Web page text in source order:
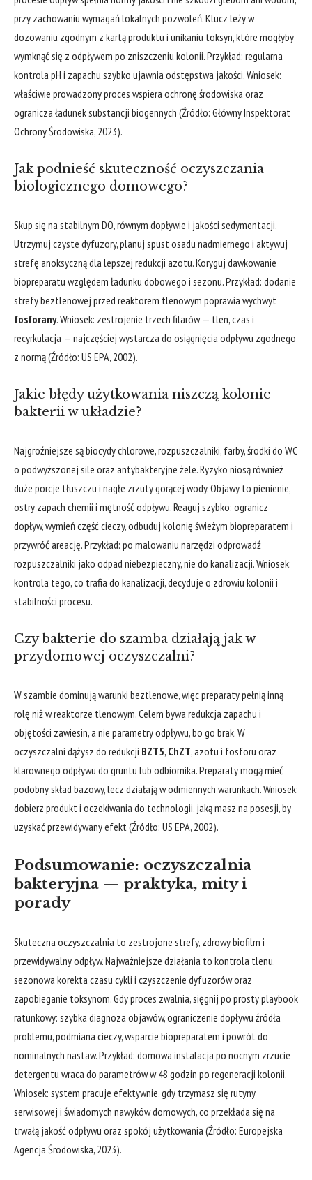
przy zachowaniu wymagań lokalnych pozwoleń. Klucz leży w
dozowaniu zgodnym z kartą produktu i unikaniu toksyn, które mogłyby
wymknąć się z odpływem po zniszczeniu kolonii. Przykład: regularna
kontrola pH i zapachu szybko ujawnia odstępstwa jakości. Wniosek:
właściwie prowadzony proces wspiera ochronę środowiska oraz
ogranicza ładunek substancji biogennych (Źródło: Główny Inspektorat
Ochrony Środowiska, 2023).
Jak podnieść skuteczność oczyszczania
biologicznego domowego?
Skup się na stabilnym DO, równym dopływie i jakości sedymentacji.
Utrzymuj czyste dyfuzory, planuj spust osadu nadmiernego i aktywuj
strefę anoksyczną dla lepszej redukcji azotu. Koryguj dawkowanie
biopreparatu względem ładunku dobowego i sezonu. Przykład: dodanie
strefy beztlenowej przed reaktorem tlenowym poprawia wychwyt
fosforany. Wniosek: zestrojenie trzech filarów — tlen, czas i
recyrkulacja — najczęściej wystarcza do osiągnięcia odpływu zgodnego
z normą (Źródło: US EPA, 2002).
Jakie błędy użytkowania niszczą kolonie
bakterii w układzie?
Najgroźniejsze są biocydy chlorowe, rozpuszczalniki, farby, środki do WC
o podwyższonej sile oraz antybakteryjne żele. Ryzyko niosą również
duże porcje tłuszczu i nagłe zrzuty gorącej wody. Objawy to pienienie,
ostry zapach chemii i mętność odpływu. Reaguj szybko: ogranicz
dopływ, wymień część cieczy, odbuduj kolonię świeżym biopreparatem i
przywróć areację. Przykład: po malowaniu narzędzi odprowadź
rozpuszczalniki jako odpad niebezpieczny, nie do kanalizacji. Wniosek:
kontrola tego, co trafia do kanalizacji, decyduje o zdrowiu kolonii i
stabilności procesu.
Czy bakterie do szamba działają jak w
przydomowej oczyszczalni?
W szambie dominują warunki beztlenowe, więc preparaty pełnią inną
rolę niż w reaktorze tlenowym. Celem bywa redukcja zapachu i
objętości zawiesin, a nie parametry odpływu, bo go brak. W
oczyszczalni dążysz do redukcji BZT5, ChZT, azotu i fosforu oraz
klarownego odpływu do gruntu lub odbiornika. Preparaty mogą mieć
podobny skład bazowy, lecz działają w odmiennych warunkach. Wniosek:
dobierz produkt i oczekiwania do technologii, jaką masz na posesji, by
uzyskać przewidywany efekt (Źródło: US EPA, 2002).
Podsumowanie: oczyszczalnia
bakteryjna — praktyka, mity i
porady
Skuteczna oczyszczalnia to zestrojone strefy, zdrowy biofilm i
przewidywalny odpływ. Najważniejsze działania to kontrola tlenu,
sezonowa korekta czasu cykli i czyszczenie dyfuzorów oraz
zapobieganie toksynom. Gdy proces zwalnia, sięgnij po prosty playbook
ratunkowy: szybka diagnoza objawów, ograniczenie dopływu źródła
problemu, podmiana cieczy, wsparcie biopreparatem i powrót do
nominalnych nastaw. Przykład: domowa instalacja po nocnym zrzucie
detergentu wraca do parametrów w 48 godzin po regeneracji kolonii.
Wniosek: system pracuje efektywnie, gdy trzymasz się rutyny
serwisowej i świadomych nawyków domowych, co przekłada się na
trwałą jakość odpływu oraz spokój użytkowania (Źródło: Europejska
Agencja Środowiska, 2023).